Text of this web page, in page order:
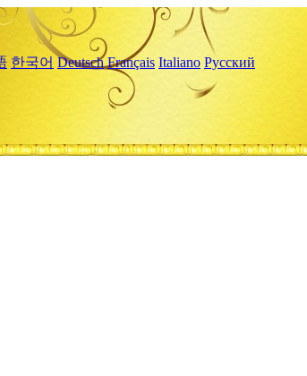
한국어 Deutsch Français Italiano Русский